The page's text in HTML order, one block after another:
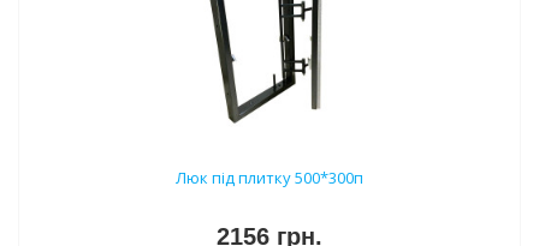
Люк під плитку 500*300п
2156 грн.